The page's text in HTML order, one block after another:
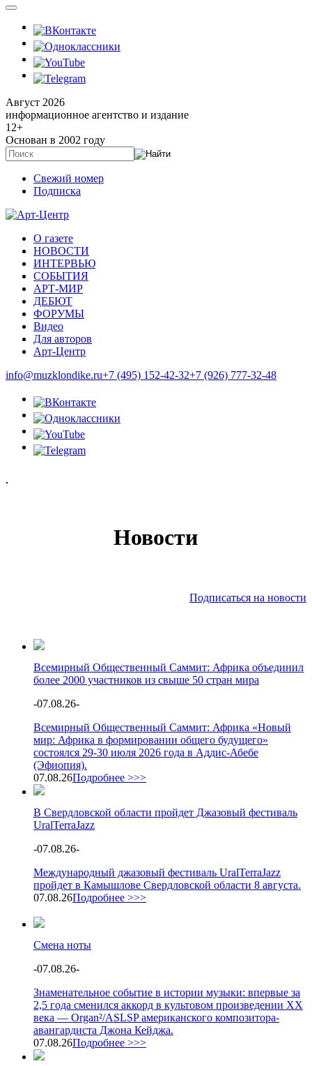
Август 2026
информационное агентство и издание
12+
Основан в 2002 году
Свежий номер
Подписка
О газете
НОВОСТИ
ИНТЕРВЬЮ
СОБЫТИЯ
АРТ-МИР
ДЕБЮТ
ФОРУМЫ
Видео
Для авторов
Арт-Центр
info@muzklondike.ru+7 (495) 152-42-32+7 (926) 777-32-48
Новости
Подписаться на новости
Всемирный Общественный Саммит: Африка объединил
более 2000 участников из свыше 50 стран мира
-07.08.26-
Всемирный Общественный Саммит: Африка «Новый
мир: Африка в формировании общего будущего»
состоялся 29-30 июля 2026 года в Аддис-Абебе
(Эфиопия).
07.08.26Подробнее >>>
В Свердловской области пройдет Джазовый фестиваль
UralTerraJazz
-07.08.26-
Международный джазовый фестиваль UralTerraJazz
пройдет в Камышлове Свердловской области 8 августа.
07.08.26Подробнее >>>
Смена ноты
-07.08.26-
Знаменательное событие в истории музыки: впервые за
2,5 года сменился аккорд в культовом произведении XX
века — Organ²/ASLSP американского композитора-
авангардиста Джона Кейджа.
07.08.26Подробнее >>>